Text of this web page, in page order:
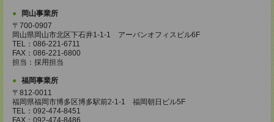
岡山事業所
〒700-0907
岡山県岡山市北区下石井1-1-1 アーバンオフィスビル6F
TEL：086-221-6711
FAX：086-221-6800
担当：採用担当
福岡事業所
〒812-0011
福岡県福岡市博多区博多駅前2-1-1 福岡朝日ビル5F
TEL：092-474-8451
FAX：092-474-8486